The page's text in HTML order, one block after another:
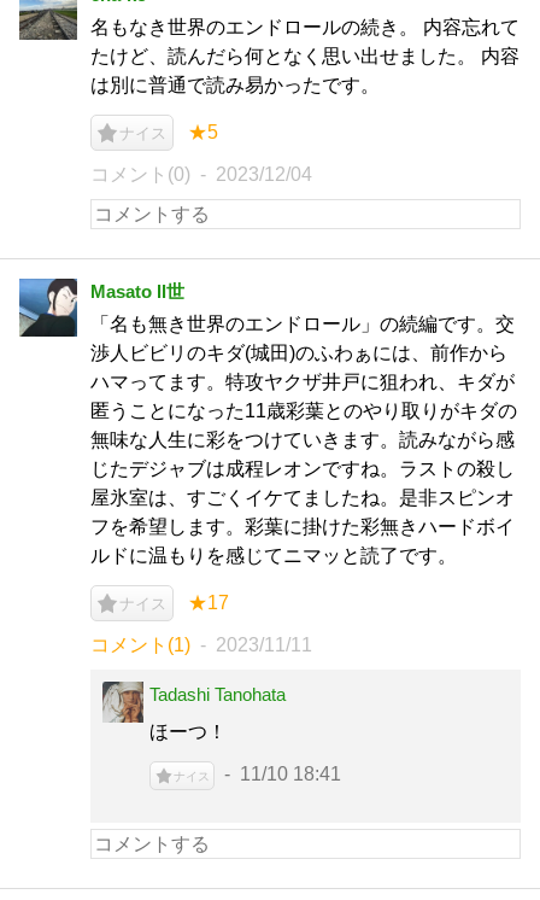
名もなき世界のエンドロールの続き。 内容忘れて
たけど、読んだら何となく思い出せました。 内容
は別に普通で読み易かったです。
ナイス ★5
コメント(0) 2023/12/04
Masato Ⅱ世
「名も無き世界のエンドロール」の続編です。交
渉人ビビリのキダ(城田)のふわぁには、前作から
ハマってます。特攻ヤクザ井戸に狙われ、キダが
匿うことになった11歳彩葉とのやり取りがキダの
無味な人生に彩をつけていきます。読みながら感
じたデジャブは成程レオンですね。ラストの殺し
屋氷室は、すごくイケてましたね。是非スピンオ
フを希望します。彩葉に掛けた彩無きハードボイ
ルドに温もりを感じてニマッと読了です。
ナイス ★17
コメント(1) 2023/11/11
Tadashi Tanohata
ほーつ！
ナイス 11/10 18:41